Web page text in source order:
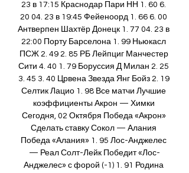
23 в 17:15 Краснодар Пари НН 1. 60 6.
20 04. 23 в 19:45 Фейеноорд 1. 66 6. 00
Антверпен Шахтёр Донецк 1. 77 04. 23 в
22:00 Порту Барселона 1. 99 Ньюкасл
ПСЖ 2. 49 2. 85 РБ Лейпциг Манчестер
Сити 4. 40 1. 79 Боруссия Д Милан 2. 25
3. 45 3. 40 Црвена Звезда Янг Бойз 2. 19
Селтик Лацио 1. 98 Все матчи Лучшие
коэффициенты Акрон — Химки
Сегодня, 02 Октября Победа «Акрон»
Сделать ставку Сокол — Алания
Победа «Алания» 1. 95 Лос-Анджелес
— Реал Солт-Лейк Победит «Лос-
Анджелес» с форой (-1) 1. 91 Родина